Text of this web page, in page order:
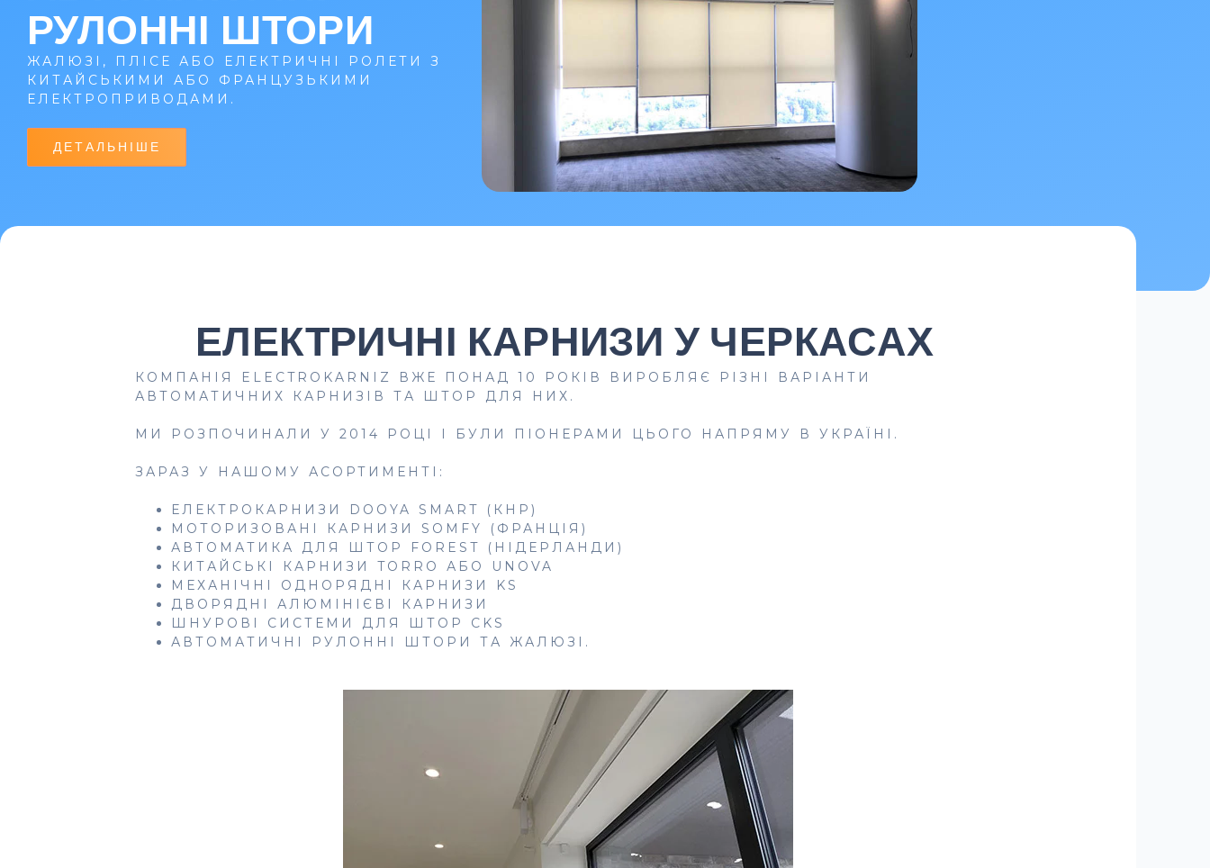
РУЛОННІ ШТОРИ
ЖАЛЮЗІ, ПЛІСЕ АБО ЕЛЕКТРИЧНІ РОЛЕТИ З
КИТАЙСЬКИМИ АБО ФРАНЦУЗЬКИМИ
ЕЛЕКТРОПРИВОДАМИ.
ДЕТАЛЬНІШЕ
ЕЛЕКТРИЧНІ КАРНИЗИ У ЧЕРКАСАХ
КОМПАНІЯ ELECTROKARNIZ ВЖЕ ПОНАД 10 РОКІВ ВИРОБЛЯЄ РІЗНІ ВАРІАНТИ
АВТОМАТИЧНИХ КАРНИЗІВ ТА ШТОР ДЛЯ НИХ.
МИ РОЗПОЧИНАЛИ У 2014 РОЦІ І БУЛИ ПІОНЕРАМИ ЦЬОГО НАПРЯМУ В УКРАЇНІ.
ЗАРАЗ У НАШОМУ АСОРТИМЕНТІ:
ЕЛЕКТРОКАРНИЗИ DOOYA SMART (КНР)
МОТОРИЗОВАНІ КАРНИЗИ SOMFY (ФРАНЦІЯ)
АВТОМАТИКА ДЛЯ ШТОР FOREST (НІДЕРЛАНДИ)
КИТАЙСЬКІ КАРНИЗИ TORRO АБО UNOVA
МЕХАНІЧНІ ОДНОРЯДНІ КАРНИЗИ KS
ДВОРЯДНІ АЛЮМІНІЄВІ КАРНИЗИ
ШНУРОВІ СИСТЕМИ ДЛЯ ШТОР CKS
АВТОМАТИЧНІ РУЛОННІ ШТОРИ ТА ЖАЛЮЗІ.